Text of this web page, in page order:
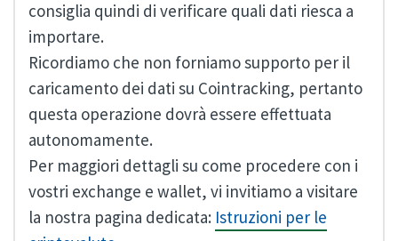
consiglia quindi di verificare quali dati riesca a
importare.
Ricordiamo che non forniamo supporto per il
caricamento dei dati su Cointracking, pertanto
questa operazione dovrà essere effettuata
autonomamente.
Per maggiori dettagli su come procedere con i
vostri exchange e wallet, vi invitiamo a visitare
la nostra pagina dedicata: Istruzioni per le